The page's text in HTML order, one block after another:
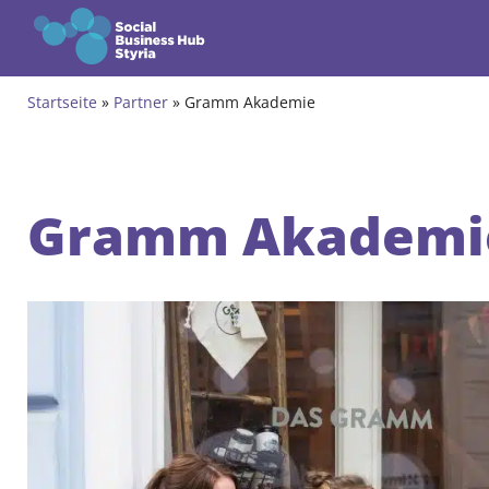
Gründungsprogramm
Events & News
Über uns
Kontakt
Startseite » Partner » Gramm Akademie
Gramm